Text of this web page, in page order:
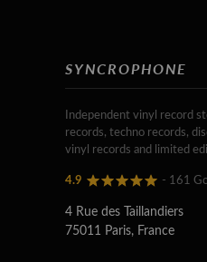
SYNCROPHONE
Independent vinyl record
records, techno records,
vinyl records and limited
4.9 - 161
4 Rue des Taillandiers
75011 Paris, France